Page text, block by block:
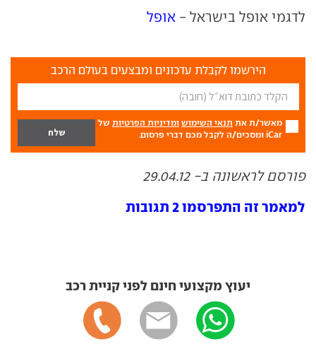
לדגמי אופל בישראל - אופל
הירשמו לקבלת עדכונים ומבצעים בעולם הרכב
מאשר/ת את תנאי השימוש ומדיניות הפרטיות של
iCar ומסכים/ה לקבל מכם דברי פרסום.
פורסם לראשונה ב- 29.04.12
למאמר זה התפרסמו 2 תגובות
יעוץ מקצועי חינם לפני קניית רכב